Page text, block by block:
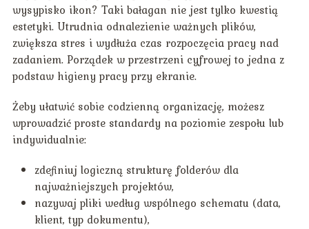
wysypisko ikon? Taki bałagan nie jest tylko kwestią
estetyki. Utrudnia odnalezienie ważnych plików,
zwiększa stres i wydłuża czas rozpoczęcia pracy nad
zadaniem. Porządek w przestrzeni cyfrowej to jedna z
podstaw higieny pracy przy ekranie.
Żeby ułatwić sobie codzienną organizację, możesz
wprowadzić proste standardy na poziomie zespołu lub
indywidualnie:
zdefiniuj logiczną strukturę folderów dla
najważniejszych projektów,
nazywaj pliki według wspólnego schematu (data,
klient, typ dokumentu),